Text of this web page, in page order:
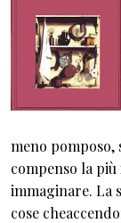
meno pomposo,
compenso la più
immaginare. La
cose